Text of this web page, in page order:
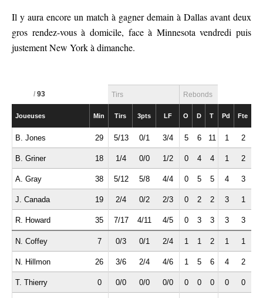
Il y aura encore un match à gagner demain à Dallas avant deux
gros rendez-vous à domicile, face à Minnesota vendredi puis
justement New York à dimanche.
/ 93 Tirs Rebonds
Joueuses Min Tirs 3pts LF O D T Pd Fte
B. Jones 29 5/13 0/1 3/4 5 6 11 1 2
B. Griner 18 1/4 0/0 1/2 0 4 4 1 2
A. Gray 38 5/12 5/8 4/4 0 5 5 4 3
J. Canada 19 2/4 0/2 2/3 0 2 2 3 1
R. Howard 35 7/17 4/11 4/5 0 3 3 3 3
N. Coffey 7 0/3 0/1 2/4 1 1 2 1 1
N. Hillmon 26 3/6 2/4 4/6 1 5 6 4 2
T. Thierry 0 0/0 0/0 0/0 0 0 0 0 0